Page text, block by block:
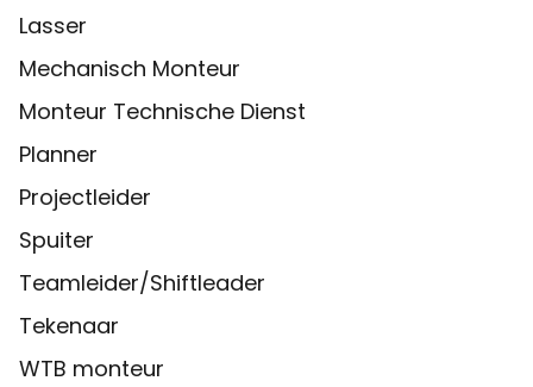
Lasser
Mechanisch Monteur
Monteur Technische Dienst
Planner
Projectleider
Spuiter
Teamleider/Shiftleader
Tekenaar
WTB monteur